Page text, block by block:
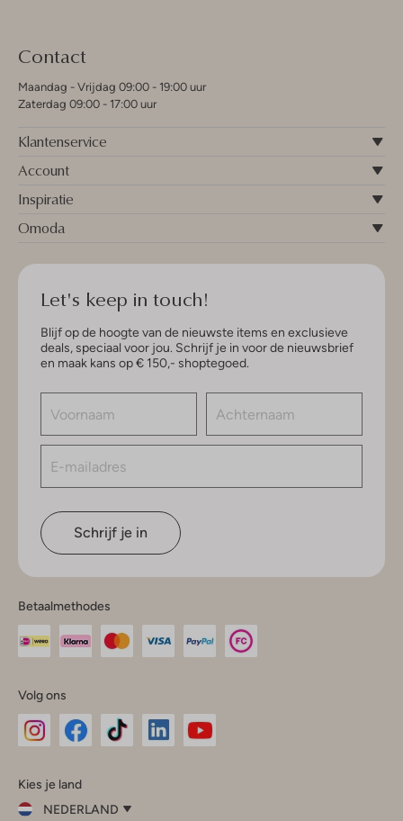
Contact
Maandag - Vrijdag 09:00 - 19:00 uur
Zaterdag 09:00 - 17:00 uur
Klantenservice
Account
Inspiratie
Omoda
Let's keep in touch!
Blijf op de hoogte van de nieuwste items en exclusieve
deals, speciaal voor jou. Schrijf je in voor de nieuwsbrief
en maak kans op € 150,- shoptegoed.
Schrijf je in
Betaalmethodes
Volg ons
InstagramFacebook
Kies je land
NEDERLAND